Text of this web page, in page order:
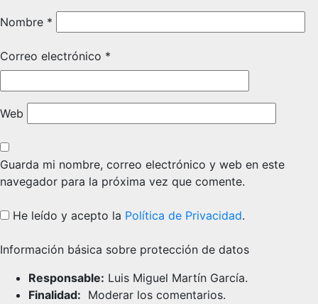
Nombre *
Correo electrónico *
Web
Guarda mi nombre, correo electrónico y web en este
navegador para la próxima vez que comente.
He leído y acepto la Política de Privacidad.
Información básica sobre protección de datos
Responsable: Luis Miguel Martín García.
Finalidad: Moderar los comentarios.